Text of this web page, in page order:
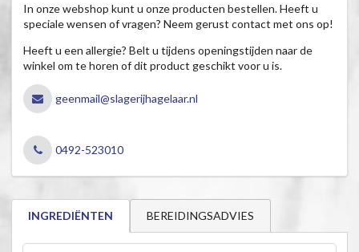
In onze webshop kunt u onze producten bestellen. Heeft u
speciale wensen of vragen? Neem gerust contact met ons op!
Heeft u een allergie? Belt u tijdens openingstijden naar de
winkel om te horen of dit product geschikt voor u is.
geenmail@slagerijhagelaar.nl
0492-523010
INGREDIËNTEN BEREIDINGSADVIES